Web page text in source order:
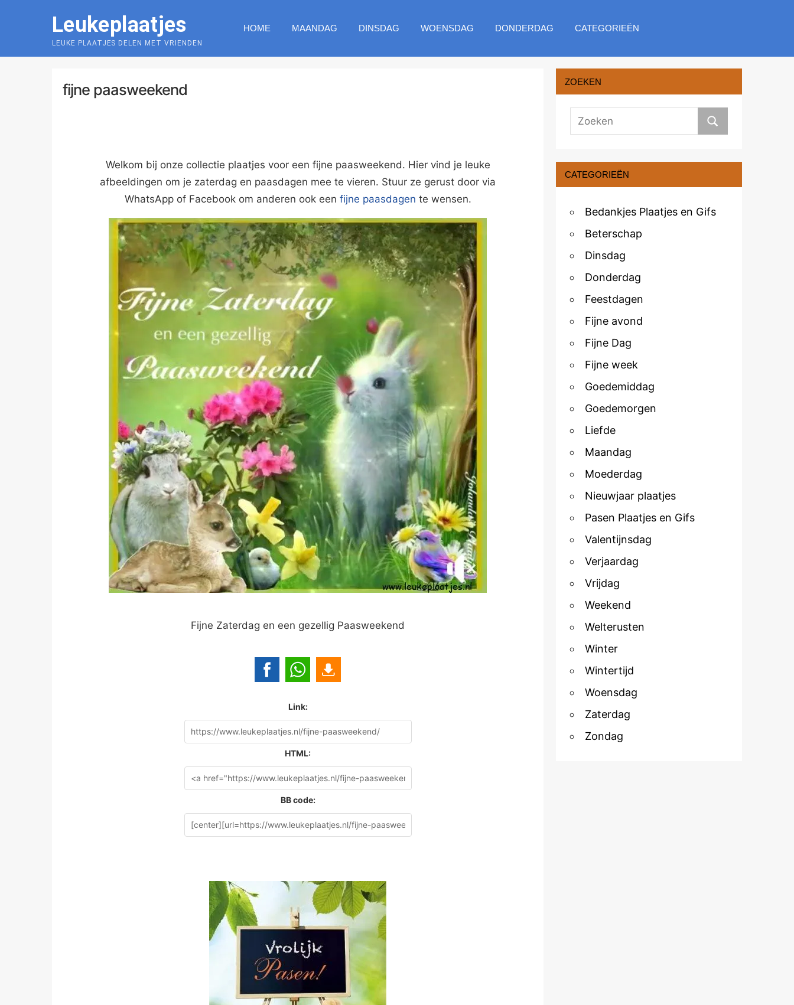
Leukeplaatjes
LEUKE PLAATJES DELEN MET VRIENDEN
HOME MAANDAG DINSDAG WOENSDAG DONDERDAG CATEGORIEËN
fijne paasweekend
Welkom bij onze collectie plaatjes voor een fijne paasweekend. Hier vind je leuke
afbeeldingen om je zaterdag en paasdagen mee te vieren. Stuur ze gerust door via
WhatsApp of Facebook om anderen ook een fijne paasdagen te wensen.
Fijne Zaterdag en een gezellig Paasweekend
Link:
HTML:
BB code:
ZOEKEN
CATEGORIEËN
Bedankjes Plaatjes en Gifs
Beterschap
Dinsdag
Donderdag
Feestdagen
Fijne avond
Fijne Dag
Fijne week
Goedemiddag
Goedemorgen
Liefde
Maandag
Moederdag
Nieuwjaar plaatjes
Pasen Plaatjes en Gifs
Valentijnsdag
Verjaardag
Vrijdag
Weekend
Welterusten
Winter
Wintertijd
Woensdag
Zaterdag
Zondag